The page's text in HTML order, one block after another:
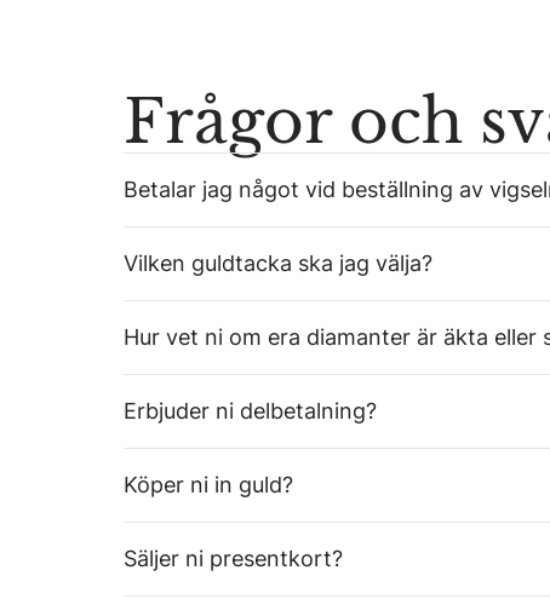
Frågor och
Betalar jag något vid beställning av
Vilken guldtacka ska jag välja?
Hur vet ni om era diamanter är äkta eller
Erbjuder ni delbetalning?
Köper ni in guld?
Säljer ni presentkort?